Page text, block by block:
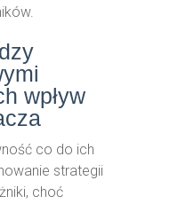
wpływ
co do ich
strategii
choć